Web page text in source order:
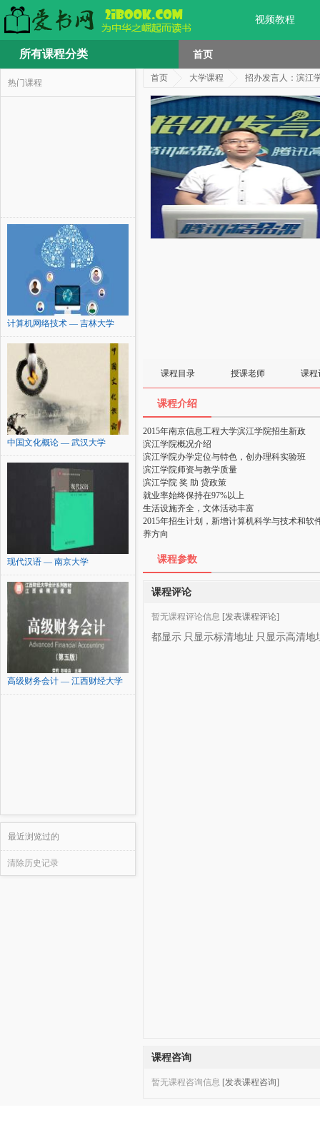
视频教程
所有课程分类 首页
热门课程
计算机网络技术 — 吉林大学
中国文化概论 — 武汉大学
现代汉语 — 南京大学
高级财务会计 — 江西财经大学
最近浏览过的
清除历史记录
首页 大学课程 招办发言人：滨江
课程目录 授课老师 课程
课程介绍
2015年南京信息工程大学滨江学院招生新政
滨江学院概况介绍
滨江学院办学定位与特色，创办理科实验班
滨江学院师资与教学质量
滨江学院 奖 助 贷政策
就业率始终保持在97%以上
生活设施齐全，文体活动丰富
2015年招生计划，新增计算机科学与技术和软
养方向
课程参数
课程评论
暂无课程评论信息 [发表课程评论]
都显示 只显示标清地址 只显示高清地
课程咨询
暂无课程咨询信息 [发表课程咨询]